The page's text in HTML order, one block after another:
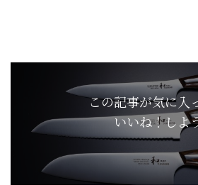
この記事が気に入
いいね！しよ